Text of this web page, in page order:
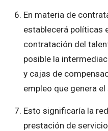
En materia de
establecerá políticas
contratación del
posible la
y cajas de
empleo que genera el
Esto significaría la
prestación de